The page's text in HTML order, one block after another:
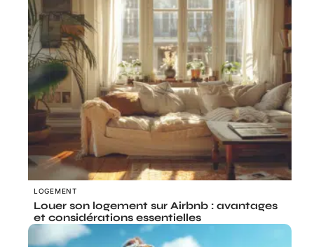
LOGEMENT
Louer son logement sur Airbnb : avantages
et considérations essentielles